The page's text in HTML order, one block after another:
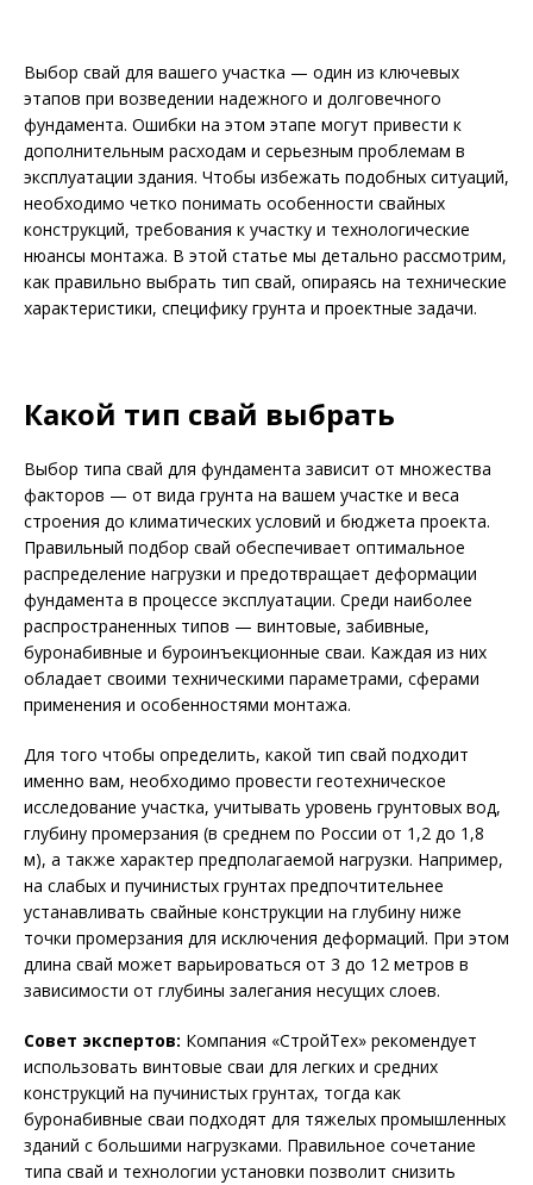
Выбор свай для вашего участка — один из ключевых
этапов при возведении надежного и долговечного
фундамента. Ошибки на этом этапе могут привести к
дополнительным расходам и серьезным проблемам в
эксплуатации здания. Чтобы избежать подобных ситуаций,
необходимо четко понимать особенности свайных
конструкций, требования к участку и технологические
нюансы монтажа. В этой статье мы детально рассмотрим,
как правильно выбрать тип свай, опираясь на технические
характеристики, специфику грунта и проектные задачи.
Какой тип свай выбрать
Выбор типа свай для фундамента зависит от множества
факторов — от вида грунта на вашем участке и веса
строения до климатических условий и бюджета проекта.
Правильный подбор свай обеспечивает оптимальное
распределение нагрузки и предотвращает деформации
фундамента в процессе эксплуатации. Среди наиболее
распространенных типов — винтовые, забивные,
буронабивные и буроинъекционные сваи. Каждая из них
обладает своими техническими параметрами, сферами
применения и особенностями монтажа.
Для того чтобы определить, какой тип свай подходит
именно вам, необходимо провести геотехническое
исследование участка, учитывать уровень грунтовых вод,
глубину промерзания (в среднем по России от 1,2 до 1,8
м), а также характер предполагаемой нагрузки. Например,
на слабых и пучинистых грунтах предпочтительнее
устанавливать свайные конструкции на глубину ниже
точки промерзания для исключения деформаций. При этом
длина свай может варьироваться от 3 до 12 метров в
зависимости от глубины залегания несущих слоев.
Совет экспертов: Компания «СтройТех» рекомендует
использовать винтовые сваи для легких и средних
конструкций на пучинистых грунтах, тогда как
буронабивные сваи подходят для тяжелых промышленных
зданий с большими нагрузками. Правильное сочетание
типа свай и технологии установки позволит снизить